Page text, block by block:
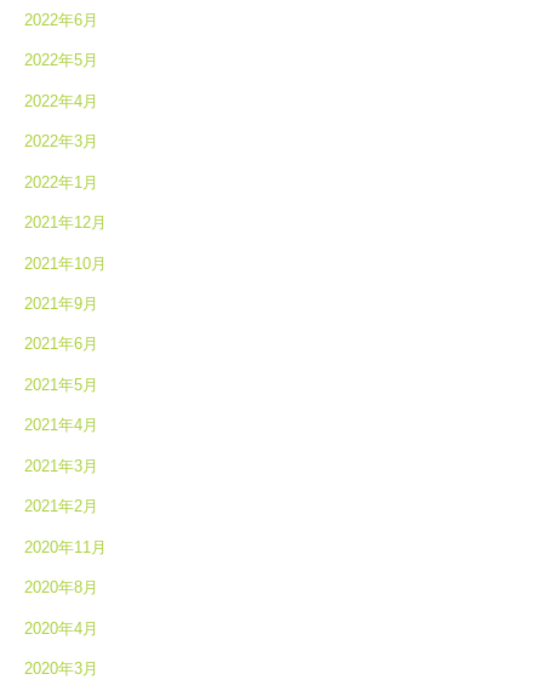
2022年6月
2022年5月
2022年4月
2022年3月
2022年1月
2021年12月
2021年10月
2021年9月
2021年6月
2021年5月
2021年4月
2021年3月
2021年2月
2020年11月
2020年8月
2020年4月
2020年3月